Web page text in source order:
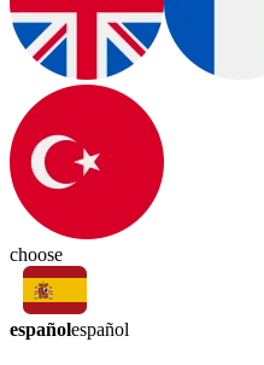
choose
españolespañol